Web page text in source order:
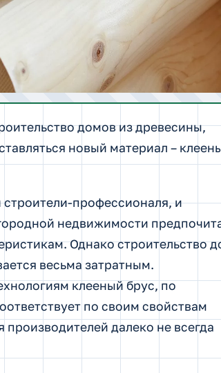
домов из древесины,
новый материал –
профессионаля, и
недвижимости
Однако строительство
весьма затратным.
клееный брус, по
по своим свойствам
далеко не всегда